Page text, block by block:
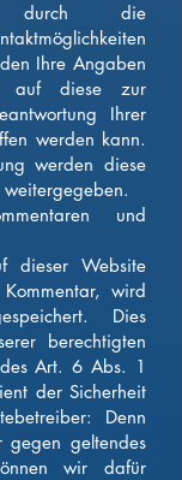
durch die
Ihre Angaben
auf diese zur
Ihrer
werden kann.
werden diese
und
dieser Website
wird
Dies
berechtigten
Art. 6 Abs. 1
der Sicherheit
Denn
gegen geltendes
wir dafür